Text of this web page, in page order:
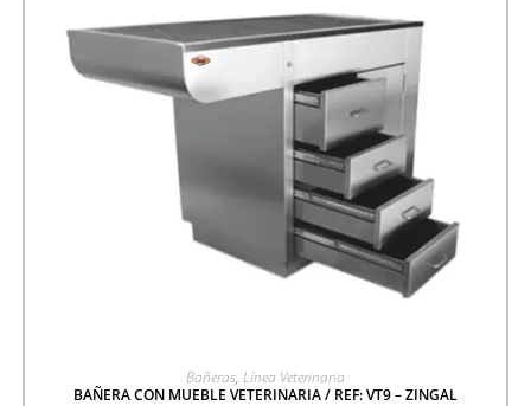
AGREGAR A COTIZACIÓN
Bañeras, Línea Veterinaria
BAÑERA CON MUEBLE VETERINARIA / REF: VT9 – ZINGAL